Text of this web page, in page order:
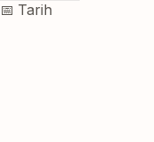
📅 Tarih